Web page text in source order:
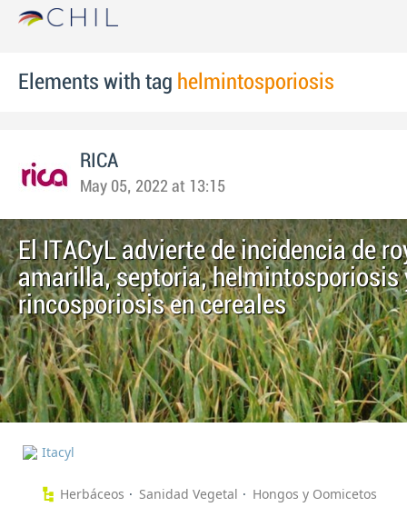
Elements with tag helmintosporiosis
RICA
May 05, 2022 at 13:15
El ITACyL advierte de incidencia de
amarilla, septoria, helmintosporiosis
rincosporiosis en cereales
Itacyl
Herbáceos Sanidad Vegetal
Hongos y Oomicetos